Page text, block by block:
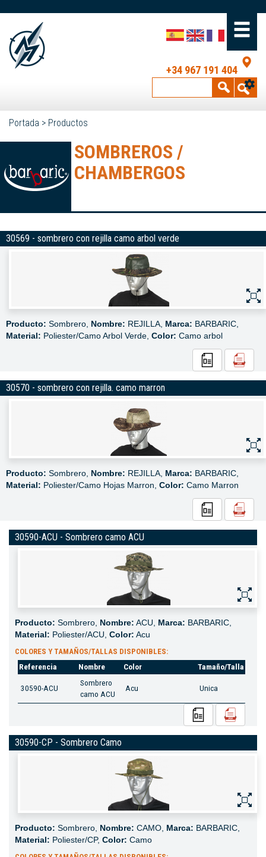
+34 967 191 404
Portada > Productos
SOMBREROS /
CHAMBERGOS
30569 - sombrero con rejilla camo arbol verde
Producto: Sombrero, Nombre: REJILLA, Marca: BARBARIC,
Material: Poliester/Camo Arbol Verde, Color: Camo arbol
30570 - sombrero con rejilla. camo marron
Producto: Sombrero, Nombre: REJILLA, Marca: BARBARIC,
Material: Poliester/Camo Hojas Marron, Color: Camo Marron
30590-ACU - Sombrero camo ACU
Producto: Sombrero, Nombre: ACU, Marca: BARBARIC,
Material: Poliester/ACU, Color: Acu
COLORES Y TAMAÑOS/TALLAS DISPONIBLES:
Referencia
Nombre Color Tamaño/Talla
30590-ACU
Sombrero
camo ACU
Acu Unica
30590-CP - Sombrero Camo
Producto: Sombrero, Nombre: CAMO, Marca: BARBARIC,
Material: Poliester/CP, Color: Camo